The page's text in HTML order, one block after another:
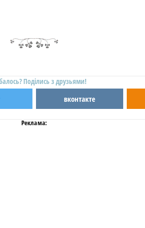
Поділись з друзьями!
вконтакте
Реклама: